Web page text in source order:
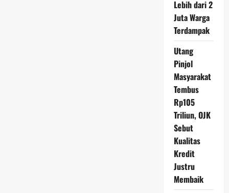
Lebih dari 2
Juta Warga
Terdampak
Utang
Pinjol
Masyarakat
Tembus
Rp105
Triliun, OJK
Sebut
Kualitas
Kredit
Justru
Membaik